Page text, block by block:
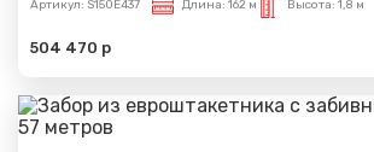
Артикул: S150E437 Длина: 162 м Высота: 1,8 м
504 470 р